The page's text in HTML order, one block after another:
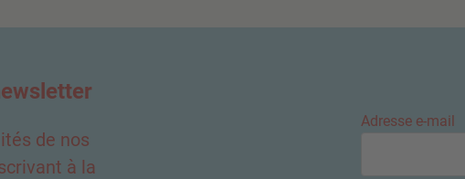
de nos
à la
Adresse e-mail